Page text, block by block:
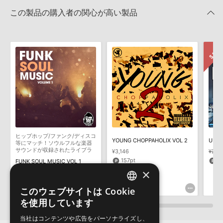
きます際には、NTFSやHFS＋でフォーマットされたHDDをご用意
いただく必要がございます。
知らせするメールの2通が送信されます。メールに記載されており
ます説明に沿って、製品のダウンロード／導入を行って下さい。
サンプルパック製品には、原則として日本語版操作マニュアルをご
用意しておりません。ご購入後のご不明点や詳細に関するお問い合
わせなどは テクニカルサポート
までご連絡ください。
デモソングは、製品収録サウンドを使ってできることを紹介するた
めのデモンストレーション用の楽曲です。原則として、デモソング
そのものをお使いいただくことはできません。また、デモソングを
構成する全てのサウンドが、サンプルパックに含まれていることを
保証するものではありません。
ダウンロード製品という性質上、一切の返品・返金はお受け付け致
しかねます。
2022.06.06
おります。ご覧頂くには、該当する製品をご購入頂く必要がございます。
BEAST OF THE KEYS 1のサポート情報
この製品の購入者の関心が高い製品
ヒップホップ/ファンク/ディスコ
等にマッチ！ソウルフルな楽器
サウンドが収録されたライブラ
FUNK SOUL MUSIC VOL 1
YOUNG CHOPPAHOLIX VOL 2
¥3,146
157pt
ENGLISH
×
このウェブサイトは Cookie
を使用しています
当社はコンテンツや広告をパーソナライズし、